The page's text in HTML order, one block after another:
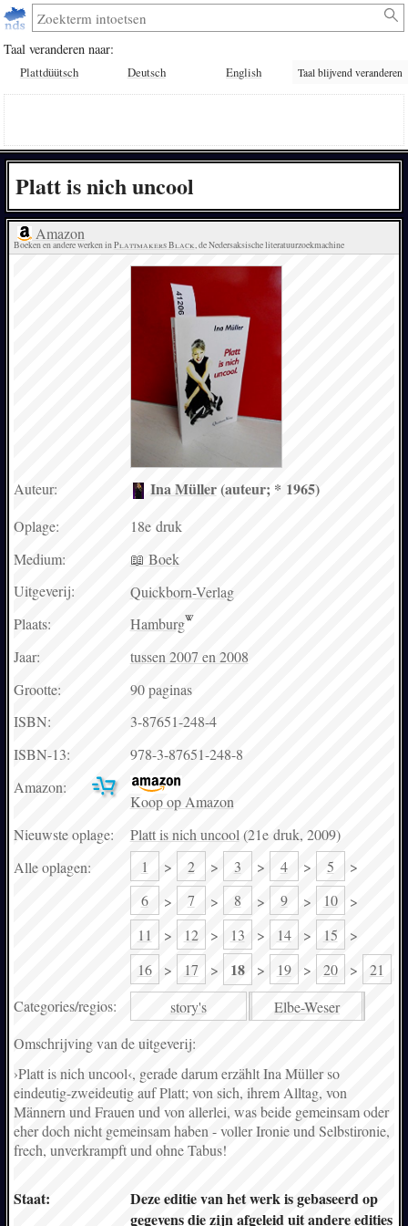
Taal veranderen naar:
Plattdüütsch Deutsch English Taal blijvend veranderen
Platt is nich uncool
Amazon
Boeken en andere werken in Plattmakers Black, de Nedersaksische literatuurzoekmachine
Auteur: Ina Müller(auteur; * 1965)
Oplage:
18e druk
Medium:
📖 Boek
Uitgeverij:
Quickborn-Verlag
Plaats:
Hamburg
Jaar:
tussen 2007 en 2008
Grootte:
90 paginas
ISBN:
3-87651-248-4
ISBN-13:
978-3-87651-248-8
Amazon:
Koop op Amazon
Nieuwste oplage:
Platt is nich uncool (21e druk, 2009)
Alle oplagen:
1 > 2 > 3 > 4 > 5
>
6
> 7 > 8 > 9 > 10
>
11
> 12 > 13 > 14 > 15
>
16
> 17 > 18 > 19 > 20 >
21
Categories/regios: story's
Elbe-Weser
Omschrijving van de uitgeverij:
›Platt is nich uncool‹, gerade darum erzählt Ina Müller so
eindeutig-zweideutig auf Platt; von sich, ihrem Alltag, von
Männern und Frauen und von allerlei, was beide gemeinsam oder
eher doch nicht gemeinsam haben - voller Ironie und Selbstironie,
frech, unverkrampft und ohne Tabus!
Staat:
Deze editie van het werk is gebaseerd op
gegevens die zijn afgeleid uit andere edities